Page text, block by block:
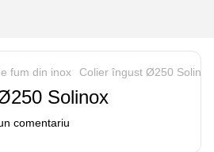
fum din inox Colier îngust Ø250 Solinox
Solinox
comentariu